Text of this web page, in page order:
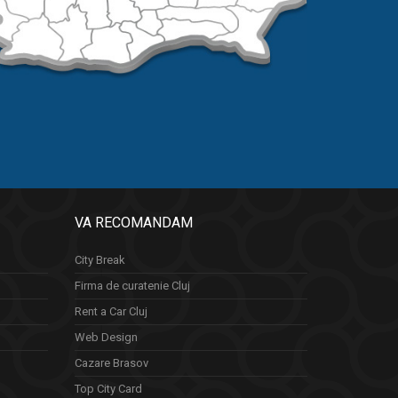
VA RECOMANDAM
City Break
Firma de curatenie Cluj
Rent a Car Cluj
Web Design
Cazare Brasov
Top City Card